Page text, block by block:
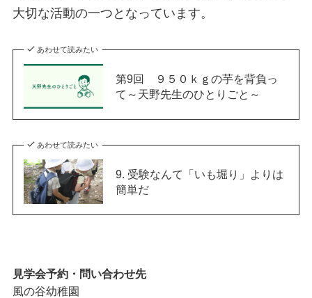
大切な活動の一つとなっています。
あわせて読みたい
第9回 ９５０ｋｇの芋を背負っ
て～天野先生のひとりごと～
あわせて読みたい
9. 受験なんて「いも堀り」よりは
簡単だ
見学会予約・問い合わせ先
風の谷幼稚園